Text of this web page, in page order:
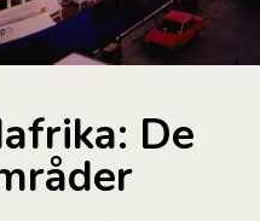
De